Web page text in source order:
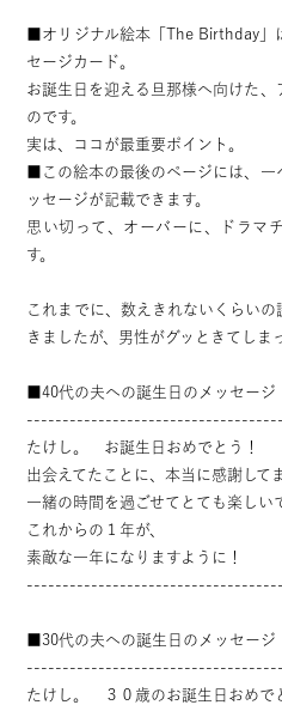
■オリジナル絵本「The Birthday」
セージカード。
お誕生日を迎える旦那様へ向けた
のです。
実は、ココが最重要ポイント。
■この絵本の最後のページには、一
ッセージが記載できます。
思い切って、オーバーに、ドラマ
す。
これまでに、数えきれないくらい
きましたが、男性がグッときてしま
■40代の夫への誕生日のメッセージ
たけし。 お誕生日おめでとう！
出会えてたことに、本当に感謝してま
一緒の時間を過ごせてとても楽しい
これからの１年が、
素敵な一年になりますように！
■30代の夫への誕生日のメッセージ
たけし。 ３０歳のお誕生日おめで